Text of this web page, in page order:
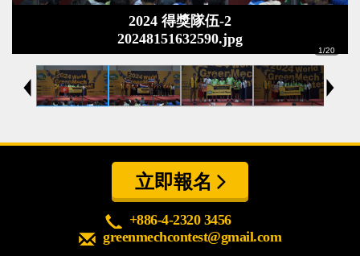
CQ認證
認證題庫
教師認證
認證查詢
認證研習
參賽證明
2024 得獎隊伍-2
20248151632590.jpg
1/20
立即報名
+886-4-2320 3456
greenmechcontest@gmail.com